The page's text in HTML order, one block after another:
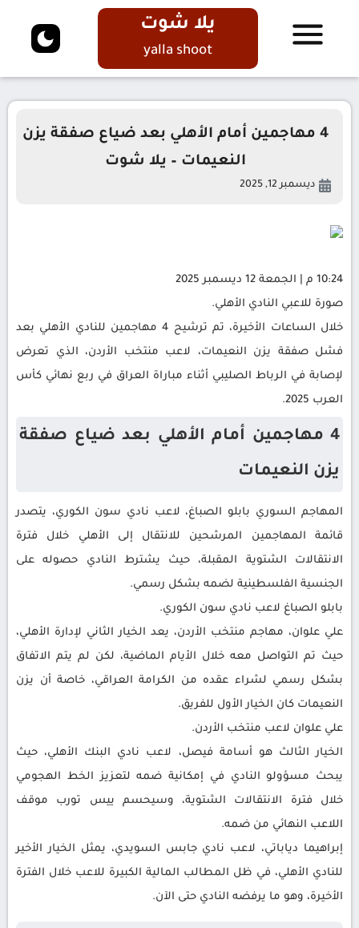
يلا شوت
yalla shoot
4 مهاجمين أمام الأهلي بعد ضياع صفقة يزن
النعيمات – يلا شوت
ديسمبر 12, 2025
10:24 م | الجمعة 12 ديسمبر 2025
صورة للاعبي النادي الأهلي.
خلال الساعات الأخيرة، تم ترشيح 4 مهاجمين للنادي الأهلي بعد
فشل صفقة يزن النعيمات، لاعب منتخب الأردن، الذي تعرض
لإصابة في الرباط الصليبي أثناء مباراة العراق في ربع نهائي كأس
العرب 2025.
4 مهاجمين أمام الأهلي بعد ضياع صفقة
يزن النعيمات
المهاجم السوري بابلو الصباغ، لاعب نادي سون الكوري، يتصدر
قائمة المهاجمين المرشحين للانتقال إلى الأهلي خلال فترة
الانتقالات الشتوية المقبلة، حيث يشترط النادي حصوله على
الجنسية الفلسطينية لضمه بشكل رسمي.
بابلو الصباغ لاعب نادي سون الكوري.
علي علوان، مهاجم منتخب الأردن، يعد الخيار الثاني لإدارة الأهلي،
حيث تم التواصل معه خلال الأيام الماضية، لكن لم يتم الاتفاق
بشكل رسمي لشراء عقده من الكرامة العراقي، خاصة أن يزن
النعيمات كان الخيار الأول للفريق.
علي علوان لاعب منتخب الأردن.
الخيار الثالث هو أسامة فيصل، لاعب نادي البنك الأهلي، حيث
يبحث مسؤولو النادي في إمكانية ضمه لتعزيز الخط الهجومي
خلال فترة الانتقالات الشتوية، وسيحسم ييس تورب موقف
اللاعب النهائي من ضمه.
إبراهيما دياباتي، لاعب نادي جابس السويدي، يمثل الخيار الأخير
للنادي الأهلي، في ظل المطالب المالية الكبيرة للاعب خلال الفترة
الأخيرة، وهو ما يرفضه النادي حتى الآن.